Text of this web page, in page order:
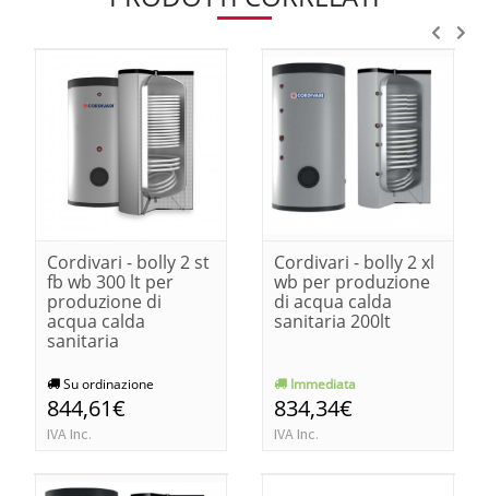
Cordivari - bolly 2 st
fb wb 300 lt per
produzione di
acqua calda
sanitaria
Su ordinazione
844,61€
IVA Inc.
Cordivari - bolly 2 xl
wb per produzione
di acqua calda
sanitaria 200lt
Immediata
834,34€
IVA Inc.